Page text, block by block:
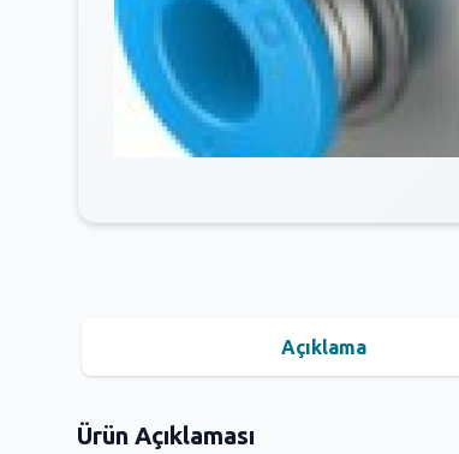
Açıklama
Ürün Açıklaması